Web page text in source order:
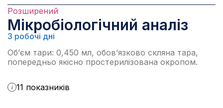
Розширений
Мікробіологічний аналіз
3 робочі дні
Об’єм тари: 0,450 мл, обов’язково скляна тара,
попередньо якісно простерилізована окропом.
11 показників
i